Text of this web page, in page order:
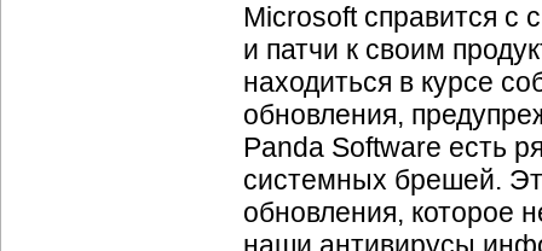
Microsoft справится с
и патчи к своим
находиться в курсе
обновления,
Panda Software есть
системных брешей.
обновления, которое